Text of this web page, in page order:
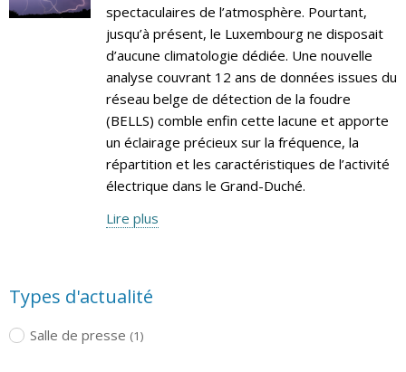
spectaculaires de l’atmosphère. Pourtant,
jusqu’à présent, le Luxembourg ne disposait
d’aucune climatologie dédiée. Une nouvelle
analyse couvrant 12 ans de données issues du
réseau belge de détection de la foudre
(BELLS) comble enfin cette lacune et apporte
un éclairage précieux sur la fréquence, la
répartition et les caractéristiques de l’activité
électrique dans le Grand-Duché.
Lire plus
Types d'actualité
Salle de presse (1)